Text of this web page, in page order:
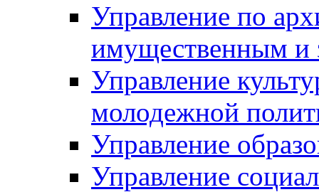
Управление по
имущественным и
Управление
молодежной
Управление
Управление